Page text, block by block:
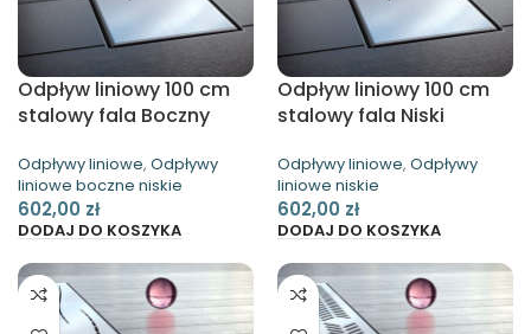
Odpływ liniowy 100 cm
stalowy fala Boczny
Odpływy liniowe, Odpływy
liniowe boczne niskie
602,00 zł
DODAJ DO KOSZYKA
Odpływ liniowy 100 cm
stalowy fala Niski
Odpływy liniowe, Odpływy
liniowe niskie
602,00 zł
DODAJ DO KOSZYKA